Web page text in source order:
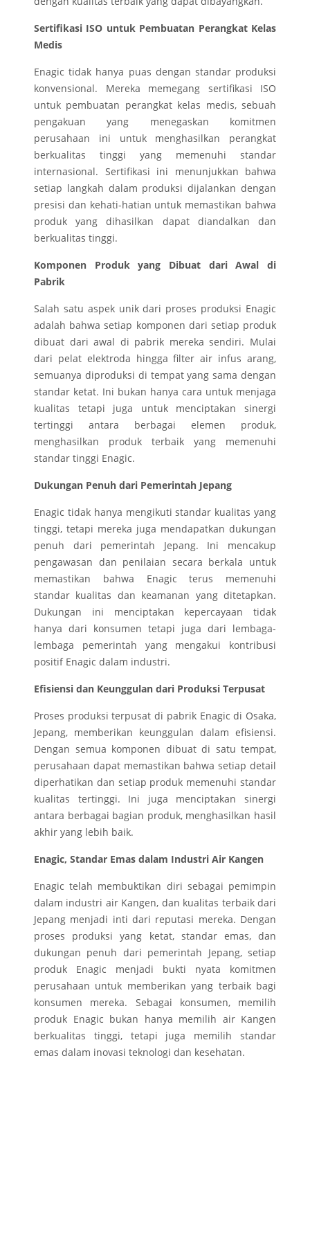
Sertifikasi ISO untuk Pembuatan Perangkat Kelas
Medis
Enagic tidak hanya puas dengan standar produksi
konvensional. Mereka memegang sertifikasi ISO
untuk pembuatan perangkat kelas medis, sebuah
pengakuan yang menegaskan komitmen
perusahaan ini untuk menghasilkan perangkat
berkualitas tinggi yang memenuhi standar
internasional. Sertifikasi ini menunjukkan bahwa
setiap langkah dalam produksi dijalankan dengan
presisi dan kehati-hatian untuk memastikan bahwa
produk yang dihasilkan dapat diandalkan dan
berkualitas tinggi.
Komponen Produk yang Dibuat dari Awal di
Pabrik
Salah satu aspek unik dari proses produksi Enagic
adalah bahwa setiap komponen dari setiap produk
dibuat dari awal di pabrik mereka sendiri. Mulai
dari pelat elektroda hingga filter air infus arang,
semuanya diproduksi di tempat yang sama dengan
standar ketat. Ini bukan hanya cara untuk menjaga
kualitas tetapi juga untuk menciptakan sinergi
tertinggi antara berbagai elemen produk,
menghasilkan produk terbaik yang memenuhi
standar tinggi Enagic.
Dukungan Penuh dari Pemerintah Jepang
Enagic tidak hanya mengikuti standar kualitas yang
tinggi, tetapi mereka juga mendapatkan dukungan
penuh dari pemerintah Jepang. Ini mencakup
pengawasan dan penilaian secara berkala untuk
memastikan bahwa Enagic terus memenuhi
standar kualitas dan keamanan yang ditetapkan.
Dukungan ini menciptakan kepercayaan tidak
hanya dari konsumen tetapi juga dari lembaga-
lembaga pemerintah yang mengakui kontribusi
positif Enagic dalam industri.
Efisiensi dan Keunggulan dari Produksi Terpusat
Proses produksi terpusat di pabrik Enagic di Osaka,
Jepang, memberikan keunggulan dalam efisiensi.
Dengan semua komponen dibuat di satu tempat,
perusahaan dapat memastikan bahwa setiap detail
diperhatikan dan setiap produk memenuhi standar
kualitas tertinggi. Ini juga menciptakan sinergi
antara berbagai bagian produk, menghasilkan hasil
akhir yang lebih baik.
Enagic, Standar Emas dalam Industri Air Kangen
Enagic telah membuktikan diri sebagai pemimpin
dalam industri air Kangen, dan kualitas terbaik dari
Jepang menjadi inti dari reputasi mereka. Dengan
proses produksi yang ketat, standar emas, dan
dukungan penuh dari pemerintah Jepang, setiap
produk Enagic menjadi bukti nyata komitmen
perusahaan untuk memberikan yang terbaik bagi
konsumen mereka. Sebagai konsumen, memilih
produk Enagic bukan hanya memilih air Kangen
berkualitas tinggi, tetapi juga memilih standar
emas dalam inovasi teknologi dan kesehatan.